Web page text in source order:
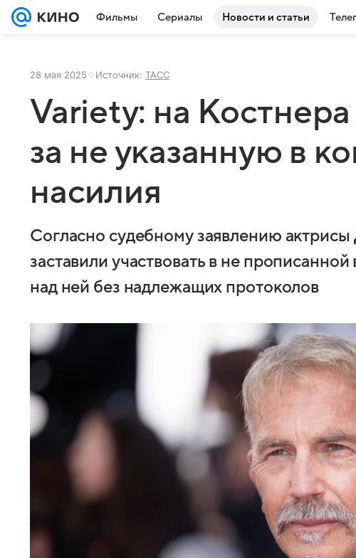
Фильмы Сериалы Новости и статьи
28 мая 2025 Источник: ТАСС
Variety: на
за не указанную в
насилия
Согласно судебному заявлению
заставили участвовать в не
над ней без надлежащих протоколов